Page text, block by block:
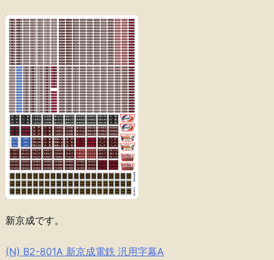
新京成です。
(N) B2-801A 新京成電鉄 汎用字幕A